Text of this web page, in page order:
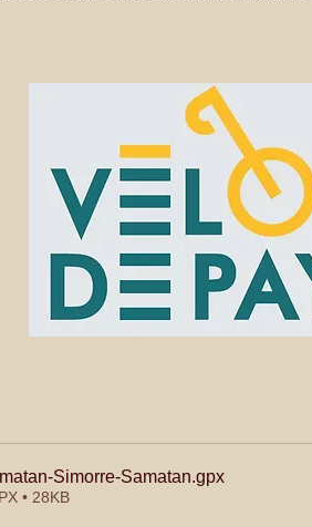
Simorre-Samatan.gpx
• 28KB